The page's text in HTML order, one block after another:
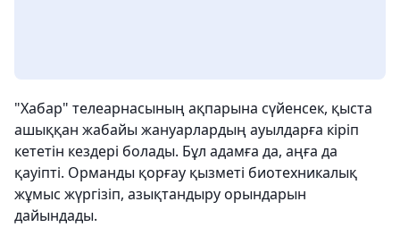
"Хабар" телеарнасының ақпарына сүйенсек, қыста
ашыққан жабайы жануарлардың ауылдарға кіріп
кететін кездері болады. Бұл адамға да, аңға да
қауіпті. Орманды қорғау қызметі биотехникалық
жұмыс жүргізіп, азықтандыру орындарын
дайындады.